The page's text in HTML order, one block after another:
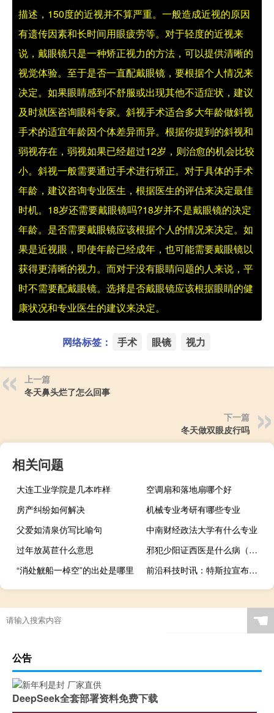
描述，150度的近视并不算严重。一般造成近视的原因
有遗传因素和长时间用眼疲劳等。对于轻度的近视来
说，戴眼镜只是一种矫正视力的方法，可以提供清晰的
视觉体验。至于是否一直配戴眼镜，要根据个人情况来
决定。如果眼睛感到不舒服或出现其他不适症状，建议
及时就医咨询眼科专家。 斜视手术适合多大年龄做斜视
手术的适宜年龄因个体差异而异。根据你提到的斜视和
弱视存在，弱视如果已经超过12岁，则治愈的机会比较
小。斜视一般需要通过手术进行矫正。对于具体的手术
年龄，建议咨询专业医生，根据医生的评估来决定最佳
时机。 18岁还需要戴眼镜吗?18岁并不是戴眼镜的决定
年龄。是否需要戴眼镜应该根据个人的情况来决定。如
果是近视眼，即使年龄已经成年，也可能需要戴眼镜以
获得更清晰的视力。而对于没有眼睛问题的人来说，平
时不需要配戴眼镜。选择是否戴眼镜应该根据眼睛的健
康状况和专业医生的建议来决定。
网络标签： 手术 眼镜 视力
上一篇
冬天鼻头烂了怎么回事
下一篇
冬天做双眼皮行吗
相关问题
大连工业学院是几本咋样
空调扇和落地扇哪个好
房产纠纷如何解决
机械专业考研有哪些专业
父爱如清泉仿写比喻句
中南财经政法大学有什么专业
过年放莴苣什么意思
邪犯少阳证西医是什么病（邪犯少阳证）
“消处觥船一棹空”的出处是哪里
前沿科技时讯：特斯拉宣布将在欧洲建设第二座超级工厂
☚
公告
DeepSeek全套部署资料免费下载